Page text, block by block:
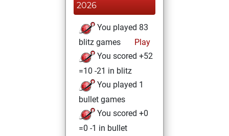
2026
You played 83
blitz games
Play
You scored +52
=10 -21 in blitz
You played 1
bullet games
You scored +0
=0 -1 in bullet